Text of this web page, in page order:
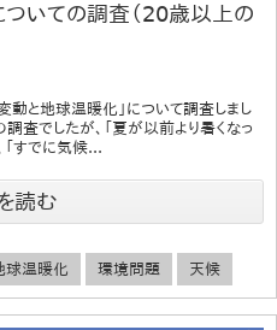
ついての調査（20歳以上の
変動と地球温暖化」について調査しまし
査でしたが、「夏が以前より暑くなっ
「すでに気候...
読む
球温暖化 環境問題 天候